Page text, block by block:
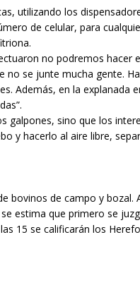
utilizando los
de celular, para
no podremos hacer
se junte mucha gente.
Además, en la explanada
galpones, sino que los
y hacerlo al aire libre,
bovinos de campo y bozal.
estima que primero se
15 se calificarán los